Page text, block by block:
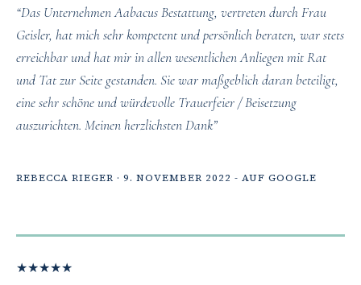
“Das Unternehmen Aabacus Bestattung, vertreten durch Frau
Geisler, hat mich sehr kompetent und persönlich beraten, war stets
erreichbar und hat mir in allen wesentlichen Anliegen mit Rat
und Tat zur Seite gestanden. Sie war maßgeblich daran beteiligt,
eine sehr schöne und würdevolle Trauerfeier / Beisetzung
auszurichten. Meinen herzlichsten Dank”
REBECCA RIEGER · 9. NOVEMBER 2022 - AUF GOOGLE
★★★★★